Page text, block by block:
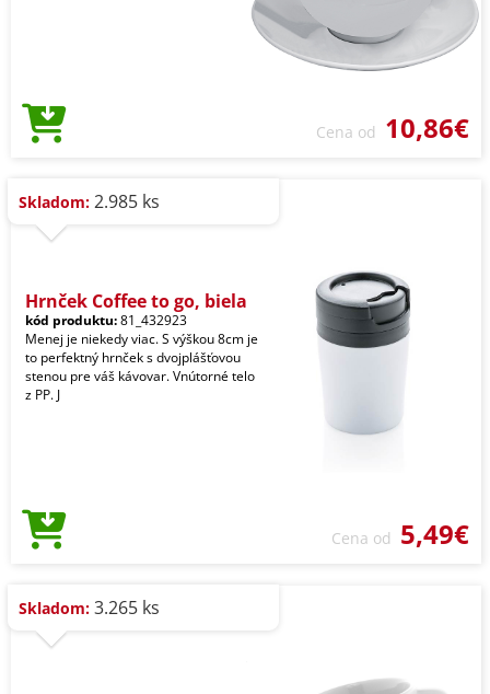
Cena od 10,86€
Skladom: 2.985 ks
Hrnček Coffee to go, biela
kód produktu:81_432923
Menej je niekedy viac. S výškou 8cm je
to perfektný hrnček s dvojplášťovou
stenou pre váš kávovar. Vnútorné telo
z PP. J
Cena od 5,49€
Skladom: 3.265 ks